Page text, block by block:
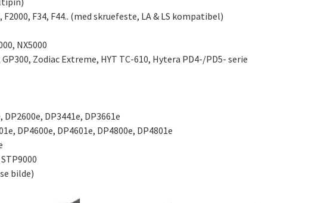
F2000, F34, F44.. (med skruefeste, LA & LS kompatibel)
NX5000
ZodiacExtreme, HYT TC-610, Hytera PD4-/PD5- serie
DP3441e, DP3661e
DP4600e, DP4601e, DP4800e, DP4801e
bilde)